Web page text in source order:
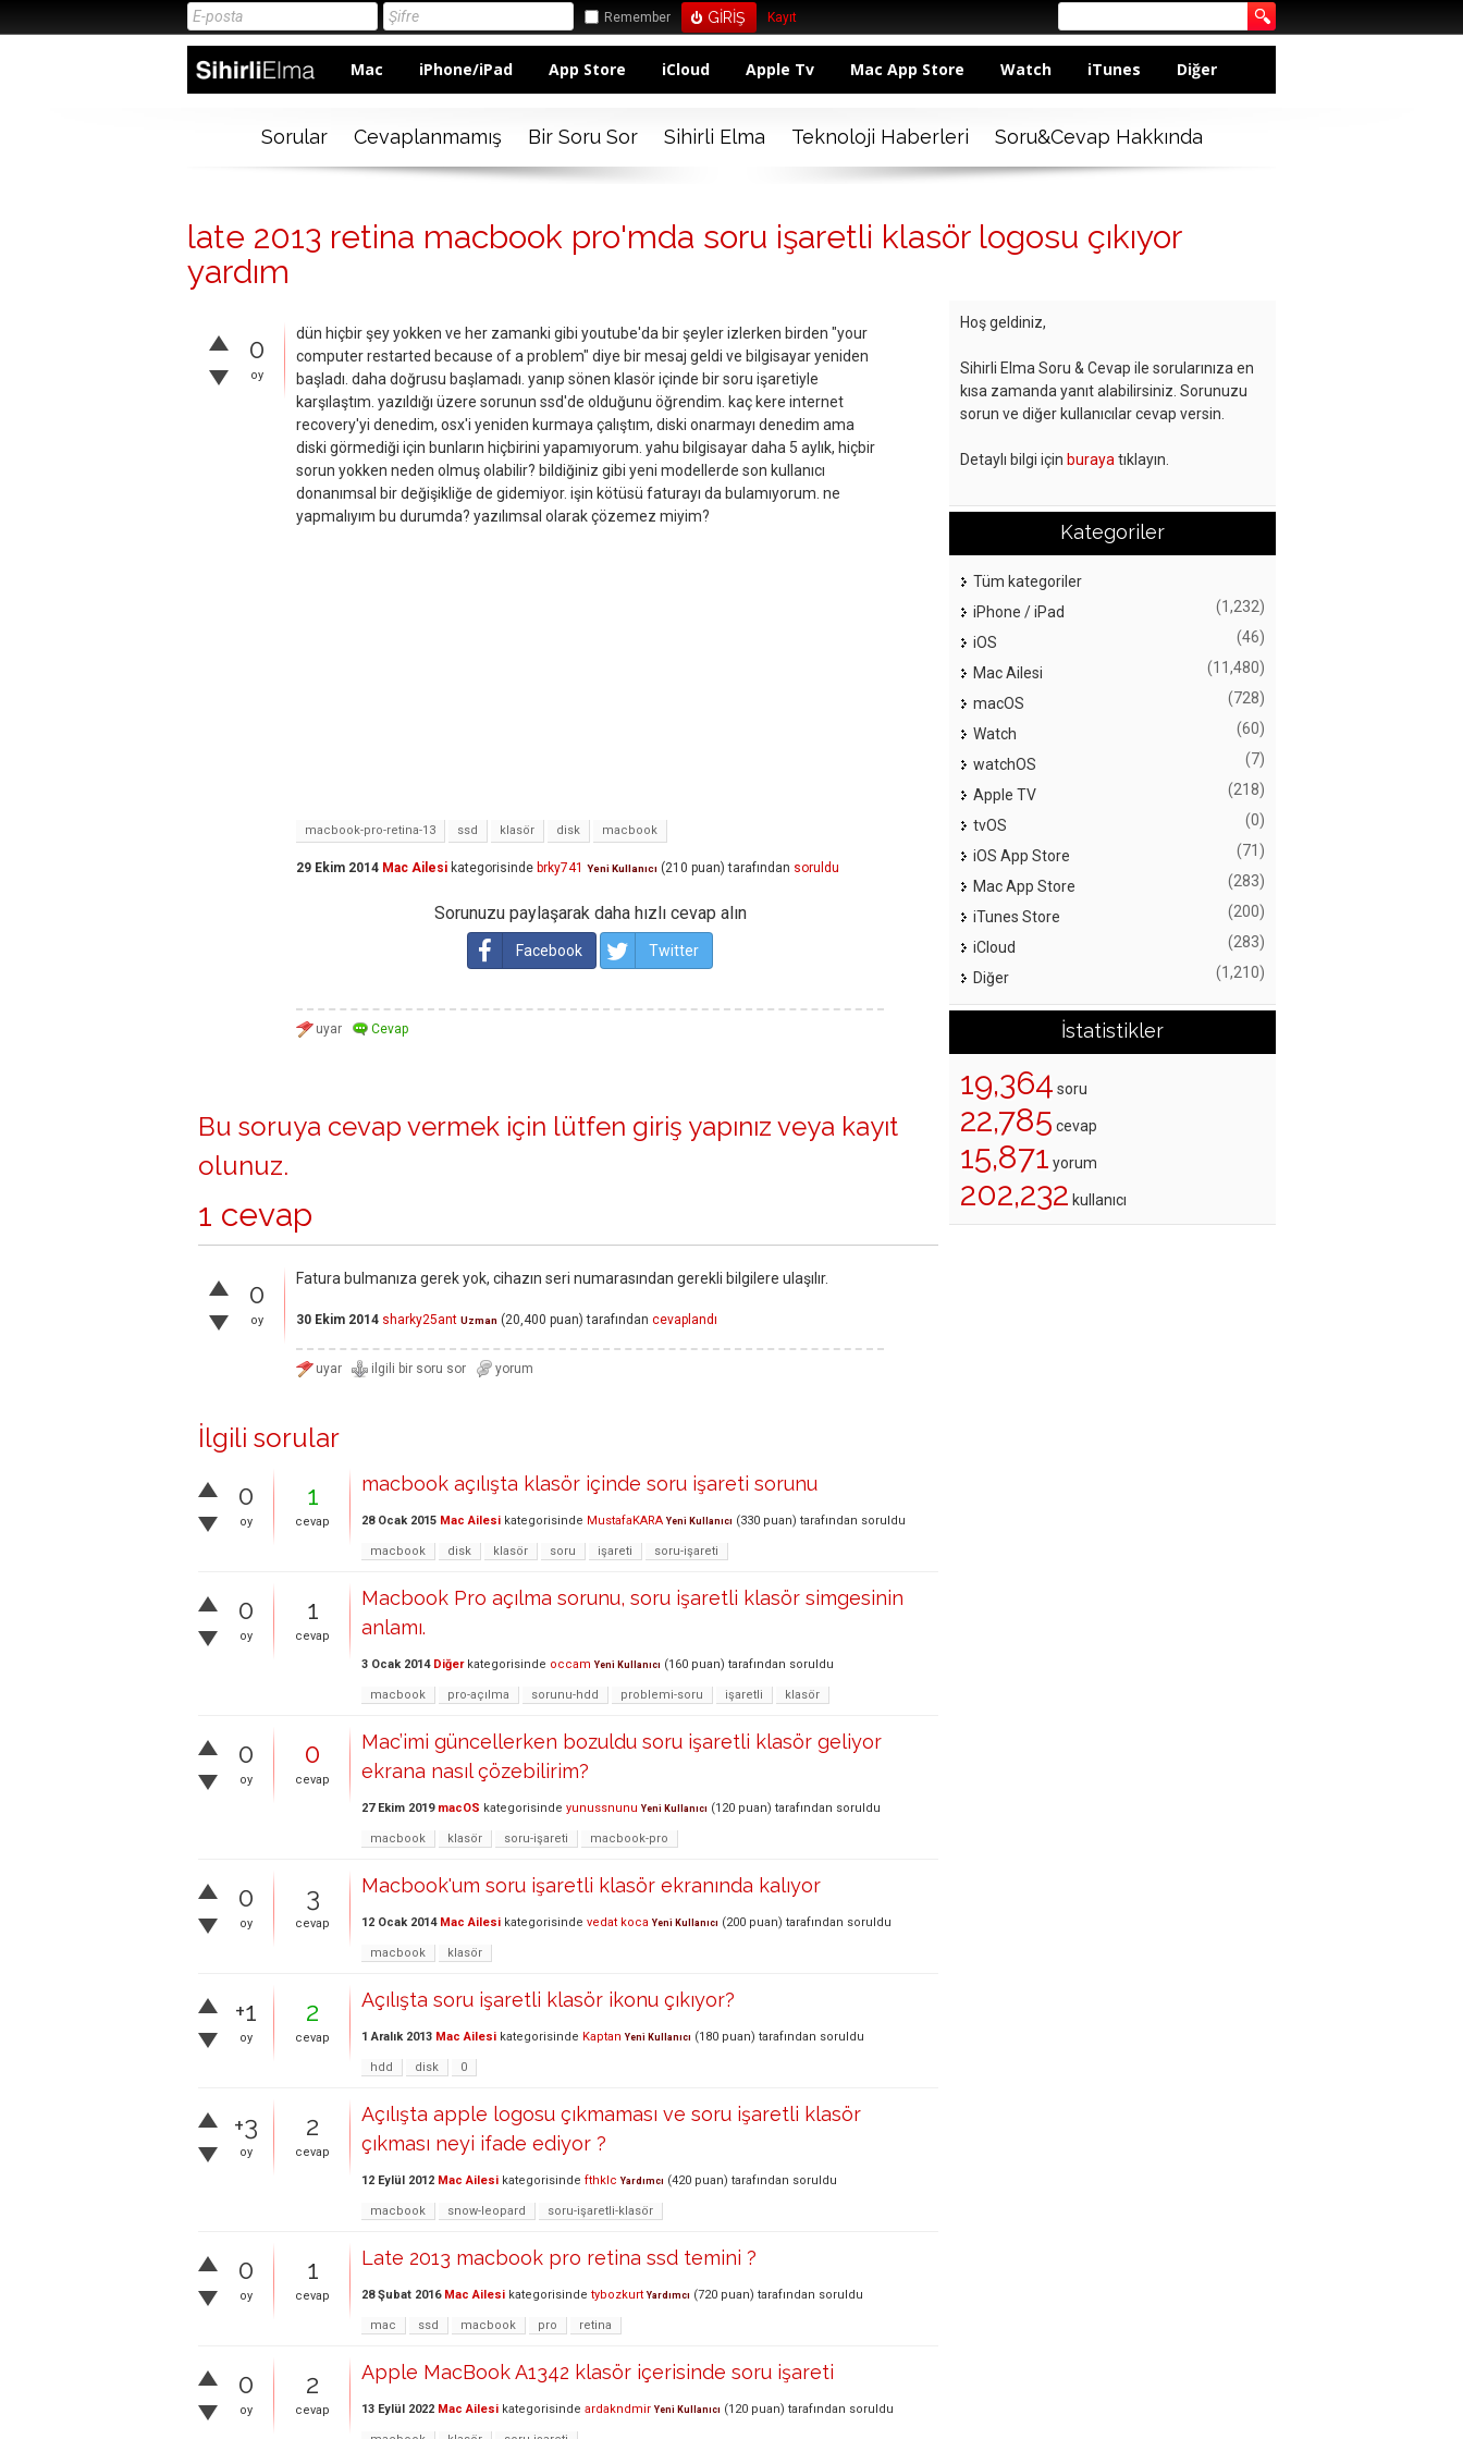
Remember Kayıt
Mac iPhone/iPad App Store iCloud Apple Tv Mac App Store Watch iTunes Diğer
Sorular Cevaplanmamış Bir Soru Sor Sihirli Elma Teknoloji Haberleri Soru&Cevap Hakkında
late 2013 retina macbook pro'mda soru işaretli klasör logosu çıkıyor
yardım
0
oy
dün hiçbir şey yokken ve her zamanki gibi youtube'da bir şeyler izlerken birden "your
computer restarted because of a problem" diye bir mesaj geldi ve bilgisayar yeniden
başladı. daha doğrusu başlamadı. yanıp sönen klasör içinde bir soru işaretiyle
karşılaştım. yazıldığı üzere sorunun ssd'de olduğunu öğrendim. kaç kere internet
recovery'yi denedim, osx'i yeniden kurmaya çalıştım, diski onarmayı denedim ama
diski görmediği için bunların hiçbirini yapamıyorum. yahu bilgisayar daha 5 aylık, hiçbir
sorun yokken neden olmuş olabilir? bildiğiniz gibi yeni modellerde son kullanıcı
donanımsal bir değişikliğe de gidemiyor. işin kötüsü faturayı da bulamıyorum. ne
yapmalıyım bu durumda? yazılımsal olarak çözemez miyim?
macbook-pro-retina-13 ssd klasör disk macbook
29 Ekim 2014 Mac Ailesi kategorisinde brky741 Yeni Kullanıcı (210 puan) tarafından soruldu
Sorunuzu paylaşarak daha hızlı cevap alın
Facebook Twitter
Bu soruya cevap vermek için lütfen giriş yapınız veya kayıt
olunuz.
1 cevap
0
oy
Fatura bulmanıza gerek yok, cihazın seri numarasından gerekli bilgilere ulaşılır.
30 Ekim 2014 sharky25ant Uzman (20,400 puan) tarafından cevaplandı
İlgili sorular
0
oy
1
cevap
macbook açılışta klasör içinde soru işareti sorunu
28 Ocak 2015 Mac Ailesi kategorisinde MustafaKARA Yeni Kullanıcı (330 puan) tarafından soruldu
macbook disk klasör soru işareti soru-işareti
0
oy
1
cevap
Macbook Pro açılma sorunu, soru işaretli klasör simgesinin
anlamı.
3 Ocak 2014 Diğerkategorisinde occam Yeni Kullanıcı (160 puan) tarafından soruldu
macbook pro-açılma sorunu-hdd problemi-soru işaretli klasör
0
oy
0
cevap
Mac’imi güncellerken bozuldu soru işaretli klasör geliyor
ekrana nasıl çözebilirim?
27 Ekim 2019 macOS kategorisinde yunussnunu Yeni Kullanıcı (120 puan) tarafından soruldu
macbook klasör soru-işareti macbook-pro
0
oy
3
cevap
Macbook'um soru işaretli klasör ekranında kalıyor
12 Ocak 2014 Mac Ailesi kategorisinde vedat koca Yeni Kullanıcı (200 puan) tarafından soruldu
macbook klasör
+1
oy
2
cevap
Açılışta soru işaretli klasör ikonu çıkıyor?
1 Aralık 2013 Mac Ailesi kategorisinde Kaptan Yeni Kullanıcı (180 puan) tarafından soruldu
hdd disk 0
+3
oy
2
cevap
Açılışta apple logosu çıkmaması ve soru işaretli klasör
çıkması neyi ifade ediyor ?
12 Eylül 2012 Mac Ailesi kategorisinde fthklc Yardımcı (420 puan) tarafından soruldu
macbook snow-leopard soru-işaretli-klasör
0
oy
1
cevap
Late 2013 macbook pro retina ssd temini ?
28 Şubat 2016 Mac Ailesi kategorisinde tybozkurt Yardımcı (720 puan) tarafından soruldu
mac ssd macbook pro retina
0
oy
2
cevap
Apple MacBook A1342 klasör içerisinde soru işareti
13 Eylül 2022 Mac Ailesi kategorisinde ardakndmir Yeni Kullanıcı (120 puan) tarafından soruldu
Hoş geldiniz,
Sihirli Elma Soru & Cevap ile sorularınıza en
kısa zamanda yanıt alabilirsiniz. Sorunuzu
sorun ve diğer kullanıcılar cevap versin.
Detaylı bilgi için buraya tıklayın.
Kategoriler
Tüm kategoriler
iPhone / iPad
(1,232)
iOS (46)
Mac Ailesi (11,480)
macOS (728)
Watch (60)
watchOS (7)
Apple TV (218)
tvOS (0)
iOS App Store (71)
Mac App Store (283)
iTunes Store (200)
iCloud (283)
Diğer (1,210)
İstatistikler
19,364 soru
22,785 cevap
15,871 yorum
202,232 kullanıcı